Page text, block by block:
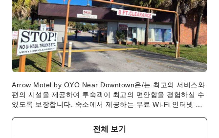
Arrow Motel by OYO Near Downtown은/는 최고의 서비스와
편의 시설을 제공하여 투숙객이 최고의 편안함을 경험하실 수
있도록 보장합니다. 숙소에서 제공하는 무료 Wi-Fi 인터넷 연
통해 방문하시는 경우, 숙소 내에 위치한 편리한 주차 시설을
이용해 보세요.장기간 투숙하거나 필요한 경우 숙소 내에서 제
전체 보기